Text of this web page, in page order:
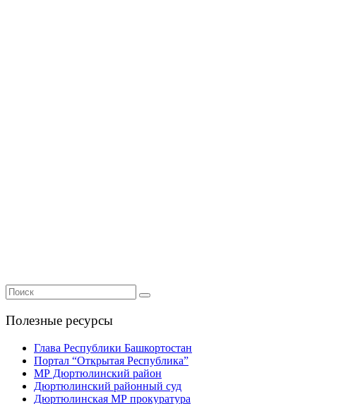
Полезные ресурсы
Глава Республики Башкортостан
Портал “Открытая Республика”
МР Дюртюлинский район
Дюртюлинский районный суд
Дюртюлинская МР прокуратура